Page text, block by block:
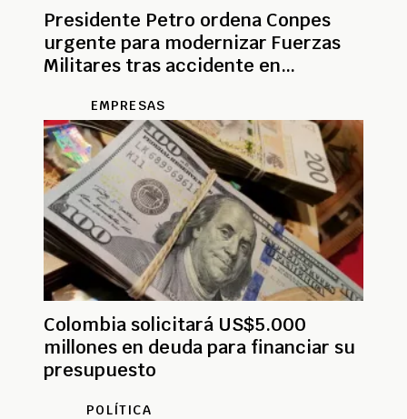
Presidente Petro ordena Conpes
urgente para modernizar Fuerzas
Militares tras accidente en
EMPRESAS
Colombia solicitará US$5.000
millones en deuda para financiar su
presupuesto
POLÍTICA